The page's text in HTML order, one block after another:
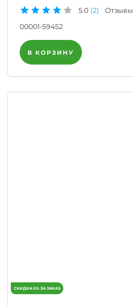
5.0 (2) Отзывы
00001-59452
В КОРЗИНУ